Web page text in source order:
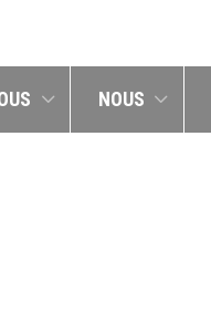
NOUS